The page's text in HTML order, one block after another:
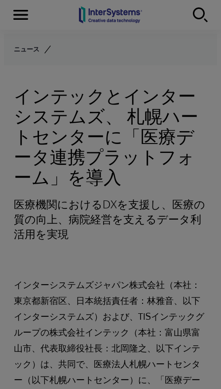
Skip to content
Menu
ニュース
インテックとインター
システムズ、 札幌ハー
トセンターに「医療デ
ータ連携プラットフォ
ーム」を導入
医療機関におけるDXを支援し、医療の
質の向上、病院経営を支えるデータ利
活用を実現
インターシステムズジャパン株式会社（本社：
東京都新宿区、日本統括責任者：林雅音、以下
インターシステムズ）および、TISインテックグ
ループの株式会社インテック（本社：富山県富
山市、代表取締役社長：北岡隆之、以下インテ
ック）は、共同で、医療法人札幌ハートセンタ
ー（以下札幌ハートセンター）に、「医療デー